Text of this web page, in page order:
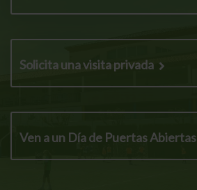
Solicita una visita privada
Ven a un Día de Puertas Abiertas